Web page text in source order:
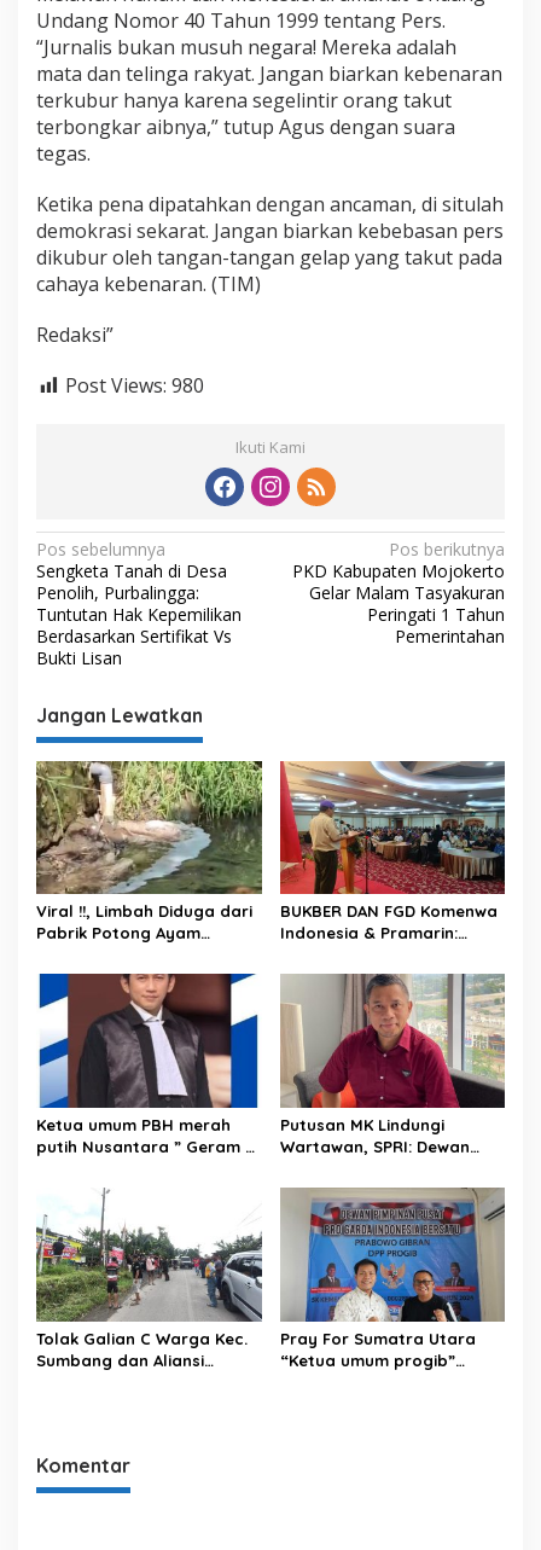
Undang Nomor 40 Tahun 1999 tentang Pers.
“Jurnalis bukan musuh negara! Mereka adalah
mata dan telinga rakyat. Jangan biarkan kebenaran
terkubur hanya karena segelintir orang takut
terbongkar aibnya,” tutup Agus dengan suara
tegas.
Ketika pena dipatahkan dengan ancaman, di situlah
demokrasi sekarat. Jangan biarkan kebebasan pers
dikubur oleh tangan-tangan gelap yang takut pada
cahaya kebenaran. (TIM)
Redaksi”
Post Views: 980
Ikuti Kami
N
a
v
i
a
s
i
p
o
s
Pos sebelumnya
Sengketa Tanah di Desa
Penolih, Purbalingga:
Tuntutan Hak Kepemilikan
Berdasarkan Sertifikat Vs
Bukti Lisan
Pos berikutnya
PKD Kabupaten Mojokerto
Gelar Malam Tasyakuran
Peringati 1 Tahun
Pemerintahan
Jangan Lewatkan
Viral !!, Limbah Diduga dari
Pabrik Potong Ayam
Sungai Berbusa dan
Berbau Menyengat
BUKBER DAN FGD Komenwa
Indonesia & Pramarin:
Dengan Mengutamakan
Produk Dalam Negeri”
Ketua umum PBH merah
putih Nusantara ” Geram ”
penyiraman air keras
Andrie yunus oleh OTK.
Putusan MK Lindungi
Wartawan, SPRI: Dewan
Hormati Putusan
Tolak Galian C Warga Kec.
Sumbang dan Aliansi
Pray For Sumatra Utara
“Ketua umum progib”
Komentar